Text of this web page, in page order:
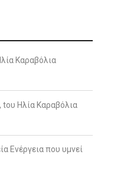
Καραβόλια
tου Ηλία Καραβόλια
Ενέργεια που υμνεί